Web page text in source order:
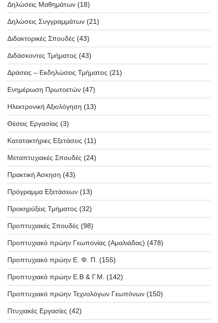
Δηλώσεις Μαθημάτων (18)
Δηλώσεις Συγγραμμάτων (21)
Διδακτορικές Σπουδές (43)
Διδάσκοντες Τμήματος (43)
Δράσεις – Εκδηλώσεις Τμήματος (21)
Ενημέρωση Πρωτοετών (47)
Ηλεκτρονική Αξιολόγηση (13)
Θέσεις Εργασίας (3)
Κατατακτήριες Εξετάσεις (11)
Μεταπτυχιακές Σπουδές (24)
Πρακτική Άσκηση (43)
Πρόγραμμα Εξετάσεων (13)
Προκηρύξεις Τμήματος (32)
Προπτυχιακές Σπουδές (98)
Προπτυχιακό πρώην Γεωπονίας (Αμαλιάδας) (478)
Προπτυχιακό πρώην Ε. Φ. Π. (155)
Προπτυχιακό πρώην Ε.Β & Γ.Μ. (142)
Προπτυχιακό πρώην Τεχνολόγων Γεωπόνων (150)
Πτυχιακές Εργασίες (42)